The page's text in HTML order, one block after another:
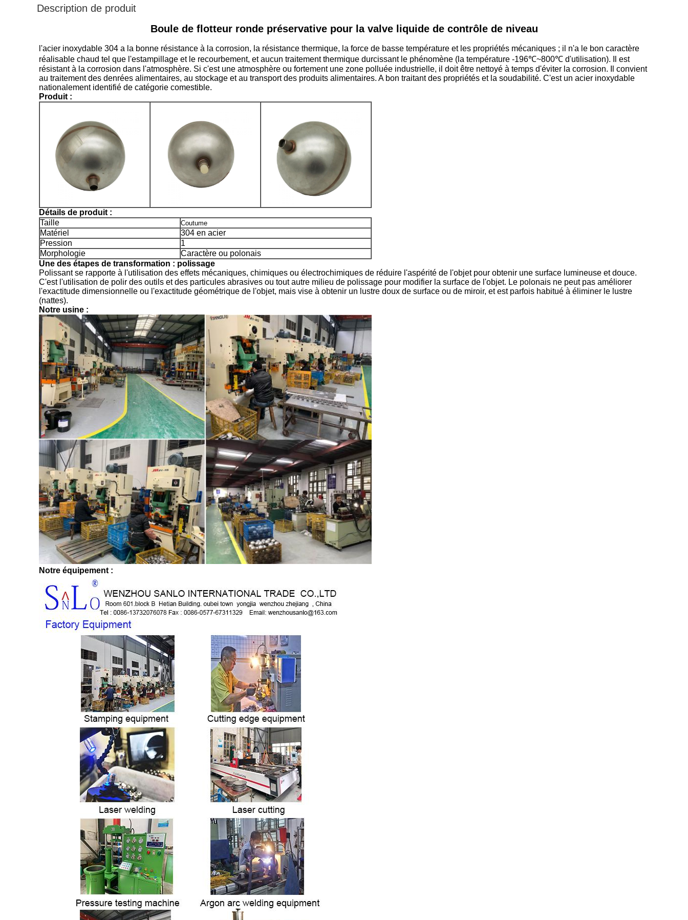
Description de produit
Boule de flotteur ronde préservative pour la valve liquide de contrôle de niveau
l'acier inoxydable 304 a la bonne résistance à la corrosion, la résistance thermique, la force de basse température et les propriétés mécaniques ; il n'a le bon caractère
réalisable chaud tel que l'estampillage et le recourbement, et aucun traitement thermique durcissant le phénomène (la température -196℃~800℃ d'utilisation). Il est
résistant à la corrosion dans l'atmosphère. Si c'est une atmosphère ou fortement une zone polluée industrielle, il doit être nettoyé à temps d'éviter la corrosion.
Il convient
au traitement des denrées alimentaires, au stockage et au transport des produits alimentaires. A bon traitant des propriétés et la soudabilité. C'est un acier inoxydable
nationalement identifié de catégorie comestible.
Produit :
Détails de produit :
Taille
Coutume
Matériel
304 en acier
Pression
1
Morphologie
Caractère ou polonais
Une des étapes de transformation : polissage
Polissant se rapporte à l'utilisation des effets mécaniques, chimiques ou électrochimiques de réduire l'aspérité de l'objet pour obtenir une surface lumineuse et douce.
C'est l'utilisation de polir des outils et des particules abrasives ou tout autre milieu de polissage pour modifier la surface de l'objet. Le polonais ne peut pas améliorer
l'exactitude dimensionnelle ou l'exactitude géométrique de l'objet, mais vise à obtenir un lustre doux de surface ou de miroir, et est parfois habitué à éliminer le lustre
(nattes).
Notre usine :
Notre équipement :